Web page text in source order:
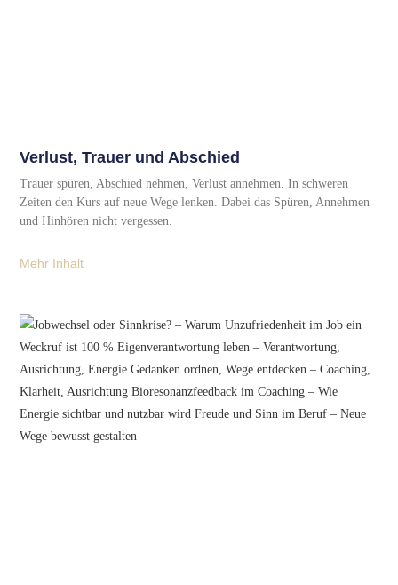
Verlust, Trauer und Abschied
Trauer spüren, Abschied nehmen, Verlust annehmen. In schweren
Zeiten den Kurs auf neue Wege lenken. Dabei das Spüren, Annehmen
und Hinhören nicht vergessen.
Mehr Inhalt